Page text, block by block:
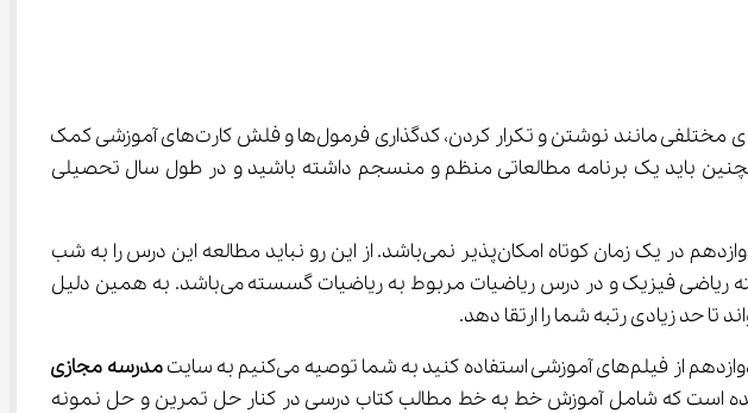
برای اینکه بتوانید به راحتی فرمول های ریاضیات گسسته پایه دوازدهم را حفظ کنید می‌توانید از روش‌های مختلفی مانند نوشتن و تکرار کردن، کدگذاری فرمول‌ها و فلش کارت‌های آموزشی کمک
انتخاب کنید. همچنین باید یک برنامه مطالعاتی منظم و منسجم داشته باشید و در طول سال تحصیلی
زیرا مفاهیم و نکات درس ریاضیات گسسته زیاد است و حفظ کردن فرمول های ریاضیات گسسته پایه دوازدهم در یک زمان کوتاه امکان‌پذیر نمی‌باشد. از این رو نباید مطالعه این درس را به شب
امتحان موکول کنید. همچنین این مورد را هم در نظر داشته باشید که تعدادی از سوالات کنکور در رشته ریاضی فیزیک و در درس ریاضیات مربوط به ریاضیات گسسته می‌باشد. به همین دلیل
مدرسه مجازی
است که شامل آموزش خط به خط مطالب کتاب درسی در کنار حل تمرین و حل نمونه